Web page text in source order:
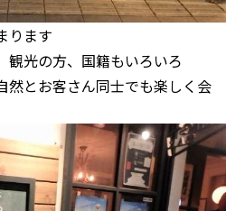
ります
観光の方、国籍もいろいろ
然とお客さん同士でも楽しく会